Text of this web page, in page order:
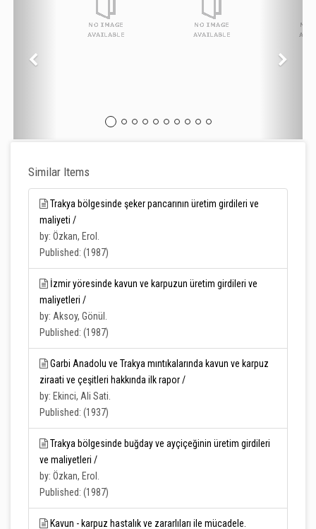
Similar Items
Trakya bölgesinde şeker pancarının üretim girdileri ve
maliyeti /
by: Özkan, Erol.
Published: (1987)
İzmir yöresinde kavun ve karpuzun üretim girdileri ve
maliyetleri /
by: Aksoy, Gönül.
Published: (1987)
Garbi Anadolu ve Trakya mıntıkalarında kavun ve karpuz
ziraati ve çeşitleri hakkında ilk rapor /
by: Ekinci, Ali Sati.
Published: (1937)
Trakya bölgesinde buğday ve ayçiçeğinin üretim girdileri
ve maliyetleri /
by: Özkan, Erol.
Published: (1987)
Kavun - karpuz hastalık ve zararlıları ile mücadele.